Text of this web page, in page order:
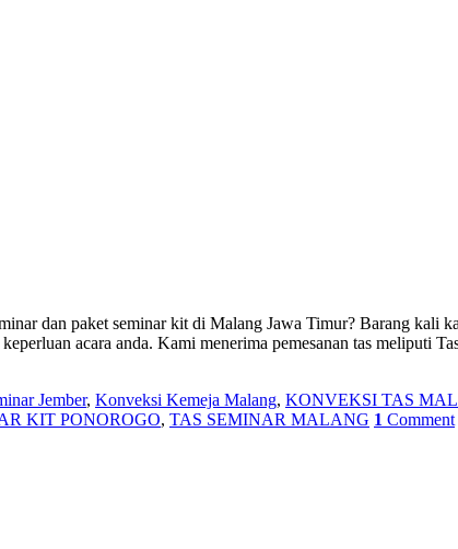
dan paket seminar kit di Malang Jawa Timur? Barang kali
acara anda. Kami menerima pemesanan tas meliputi
Jember, Konveksi Kemeja Malang, KONVEKSI TAS
KIT PONOROGO, TAS SEMINAR MALANG 1 Comment